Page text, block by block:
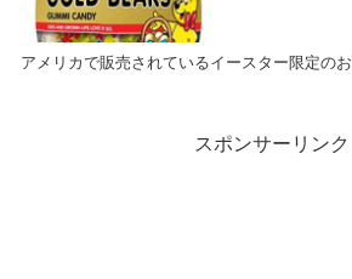
アメリカで販売されているイースター限定のお
スポンサーリンク